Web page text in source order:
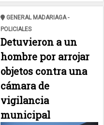
GENERAL MADARIAGA -
POLICIALES
Detuvieron a un
hombre por arrojar
objetos contra una
cámara de
vigilancia
municipal